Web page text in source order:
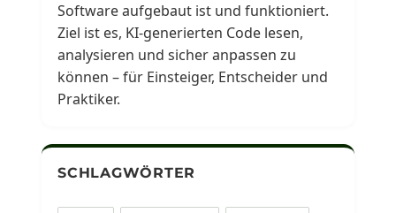
Software aufgebaut ist und funktioniert.
Ziel ist es, KI-generierten Code lesen,
analysieren und sicher anpassen zu
können – für Einsteiger, Entscheider und
Praktiker.
SCHLAGWÖRTER